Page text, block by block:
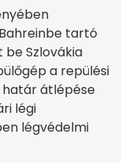
tartó
Szlovákia
a repülési
átlépése
légi
légvédelmi